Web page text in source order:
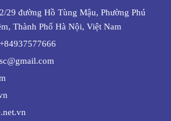
29 đường Hồ Tùng Mậu, Phường Phú
Thành Phố Hà Nội, Việt Nam
+84937577666